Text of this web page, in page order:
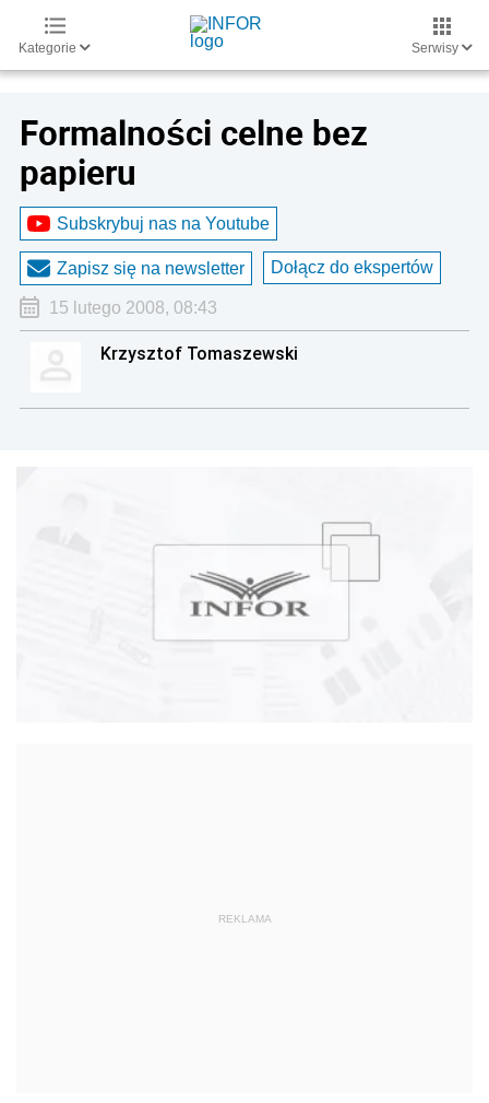
Kategorie Serwisy
Formalności celne bez
papieru
Subskrybuj nas na Youtube
Zapisz się na newsletter Dołącz do ekspertów
15 lutego 2008, 08:43
Krzysztof Tomaszewski